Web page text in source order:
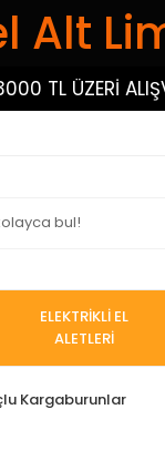
Alt
TL ÜZERİ
ELEKTRİKLİ EL
ALETLERİ
Kargaburunlar